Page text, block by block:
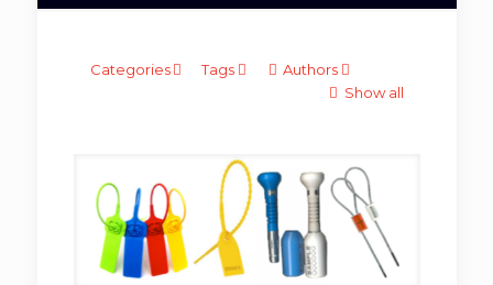
Categories Tags
Authors
Show all